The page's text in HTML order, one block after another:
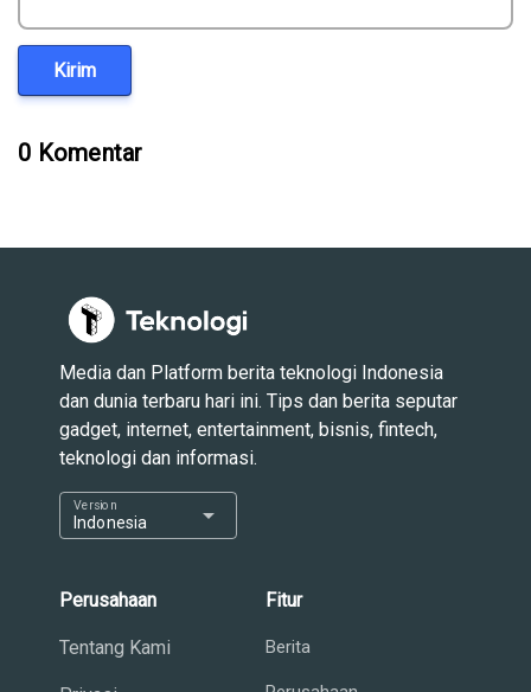
Kirim
0 Komentar
Media dan Platform berita teknologi Indonesia
dan dunia terbaru hari ini. Tips dan berita seputar
gadget, internet, entertainment, bisnis, fintech,
teknologi dan informasi.
Indonesia
Version arrow_drop_down
Perusahaan
Tentang Kami
Fitur
Berita